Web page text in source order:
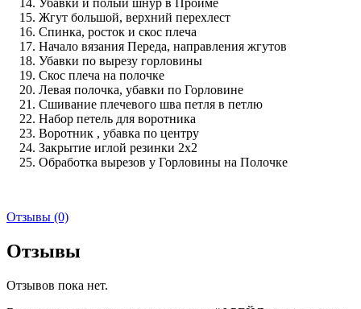
Жгут большой, верхний перехлест
Спинка, росток и скос плеча
Начало вязания Переда, направления жгутов
Убавки по вырезу горловины
Скос плеча на полочке
Левая полочка, убавки по Горловине
Сшивание плечевого шва петля в петлю
Набор петель для воротника
Воротник , убавка по центру
Закрытие иглой резинки 2х2
Обработка вырезов у Горловины на Полочке
Отзывы (0)
Отзывы
Отзывов пока нет.